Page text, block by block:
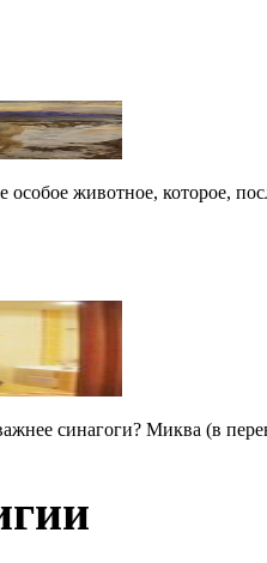
животное, которое,
синагоги? Миква (в